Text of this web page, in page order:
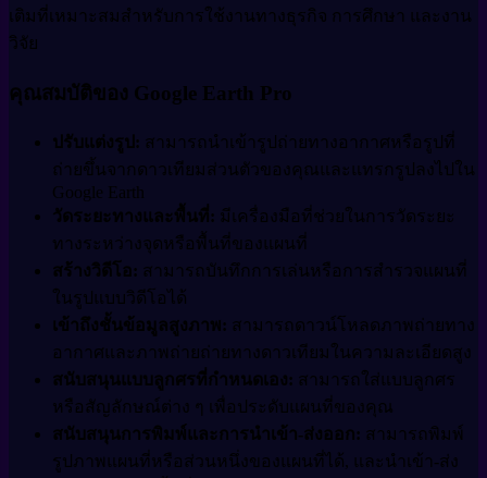
เติมที่เหมาะสมสำหรับการใช้งานทางธุรกิจ การศึกษา และงาน
วิจัย
คุณสมบัติของ Google Earth Pro
ปรับแต่งรูป: สามารถนำเข้ารูปถ่ายทางอากาศหรือรูปที่
ถ่ายขึ้นจากดาวเทียมส่วนตัวของคุณและแทรกรูปลงไปใน
Google Earth
วัดระยะทางและพื้นที่: มีเครื่องมือที่ช่วยในการวัดระยะ
ทางระหว่างจุดหรือพื้นที่ของแผนที่
สร้างวิดีโอ: สามารถบันทึกการเล่นหรือการสำรวจแผนที่
ในรูปแบบวิดีโอได้
เข้าถึงชั้นข้อมูลสูงภาพ: สามารถดาวน์โหลดภาพถ่ายทาง
อากาศและภาพถ่ายถ่ายทางดาวเทียมในความละเอียดสูง
สนับสนุนแบบลูกศรที่กำหนดเอง: สามารถใส่แบบลูกศร
หรือสัญลักษณ์ต่าง ๆ เพื่อประดับแผนที่ของคุณ
สนับสนุนการพิมพ์และการนำเข้า-ส่งออก: สามารถพิมพ์
รูปภาพแผนที่หรือส่วนหนึ่งของแผนที่ได้, และนำเข้า-ส่ง